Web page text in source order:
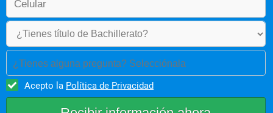
1 materias
Nivel 8
¿Tienes alguna pregunta? Selecciónala
Acepto la Política de Privacidad